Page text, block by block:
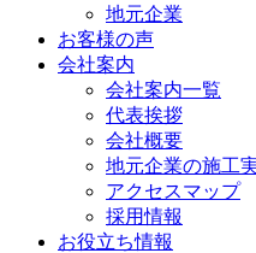
地元企業
お客様の声
会社案内
会社案内一覧
代表挨拶
会社概要
地元企業の施工
アクセスマップ
採用情報
お役立ち情報